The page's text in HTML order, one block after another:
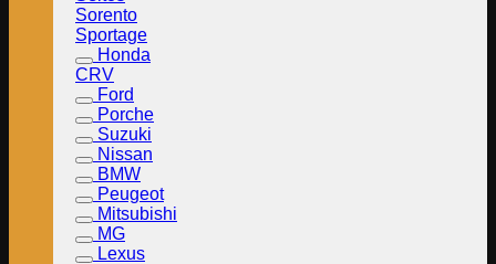
Sorento
Sportage
Honda
CRV
Ford
Porche
Suzuki
Nissan
BMW
Peugeot
Mitsubishi
MG
Lexus